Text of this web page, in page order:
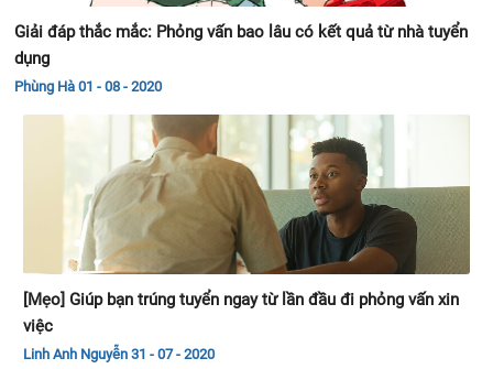
Giải đáp thắc mắc: Phỏng vấn bao lâu có kết quả từ nhà tuyển
dụng
Phùng Hà 01 - 08 - 2020
[Mẹo] Giúp bạn trúng tuyển ngay từ lần đầu đi phỏng vấn xin
việc
Linh Anh Nguyễn 31 - 07 - 2020